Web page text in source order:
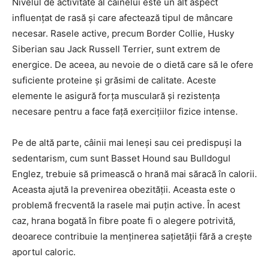
influențat de rasă și care afectează tipul de mâncare
necesar. Rasele active, precum Border Collie, Husky
Siberian sau Jack Russell Terrier, sunt extrem de
energice. De aceea, au nevoie de o dietă care să le ofere
suficiente proteine și grăsimi de calitate. Aceste
elemente le asigură forța musculară și rezistența
necesare pentru a face față exercițiilor fizice intense.
Pe de altă parte, câinii mai leneși sau cei predispuși la
sedentarism, cum sunt Basset Hound sau Bulldogul
Englez, trebuie să primească o hrană mai săracă în calorii.
Aceasta ajută la prevenirea obezității. Aceasta este o
problemă frecventă la rasele mai puțin active. În acest
caz, hrana bogată în fibre poate fi o alegere potrivită,
deoarece contribuie la menținerea sațietății fără a crește
aportul caloric.